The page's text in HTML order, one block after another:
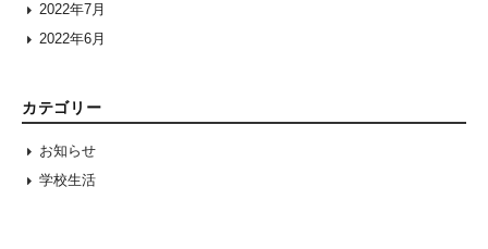
2022年7月
2022年6月
カテゴリー
お知らせ
学校生活